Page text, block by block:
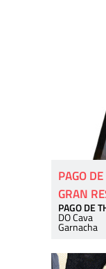
PAGO
GRAN
PAGO DE
DO Cava
Garnacha